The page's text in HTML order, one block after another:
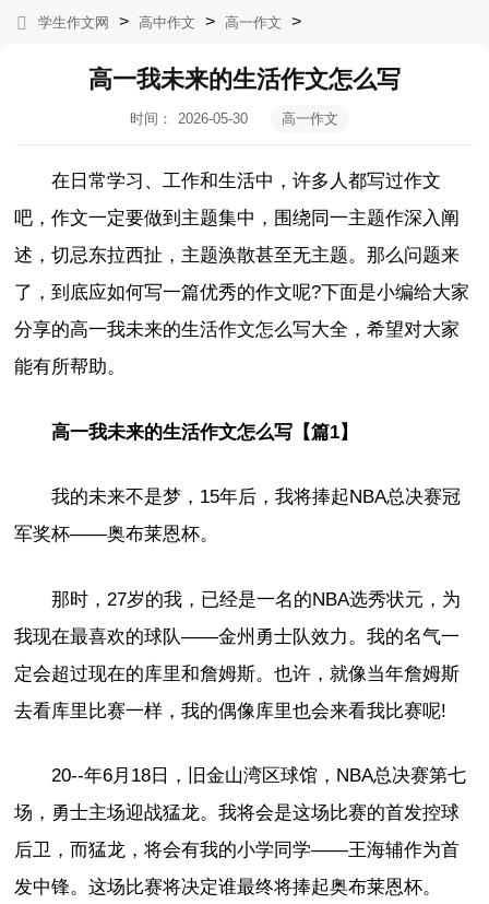
学生作文网 > 高中作文 > 高一作文 >
高一我未来的生活作文怎么写
时间：
2026-05-30
高一作文
在日常学习、工作和生活中，许多人都写过作文
吧，作文一定要做到主题集中，围绕同一主题作深入阐
述，切忌东拉西扯，主题涣散甚至无主题。那么问题来
了，到底应如何写一篇优秀的作文呢?下面是小编给大家
分享的高一我未来的生活作文怎么写大全，希望对大家
能有所帮助。
高一我未来的生活作文怎么写【篇1】
我的未来不是梦，15年后，我将捧起NBA总决赛冠
军奖杯——奥布莱恩杯。
那时，27岁的我，已经是一名的NBA选秀状元，为
我现在最喜欢的球队——金州勇士队效力。我的名气一
定会超过现在的库里和詹姆斯。也许，就像当年詹姆斯
去看库里比赛一样，我的偶像库里也会来看我比赛呢!
20--年6月18日，旧金山湾区球馆，NBA总决赛第七
场，勇士主场迎战猛龙。我将会是这场比赛的首发控球
后卫，而猛龙，将会有我的小学同学——王海辅作为首
发中锋。这场比赛将决定谁最终将捧起奥布莱恩杯。